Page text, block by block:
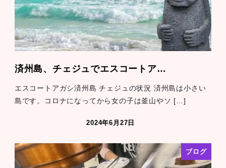
済州島、チェジュでエスコートア…
エスコートアガシ済州島 チェジュの状況 済州島は小さい
島です。コロナになってから女の子は釜山やソ […]
2024年6月27日
ブログ